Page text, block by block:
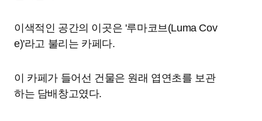
이색적인 공간의 이곳은 '루마코브(Luma Cov
e)'라고 불리는 카페다.
이 카페가 들어선 건물은 원래 엽연초를 보관
하는 담배창고였다.